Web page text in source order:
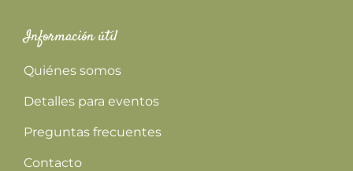
Información útil
Quiénes somos
Detalles para eventos
Preguntas frecuentes
Contacto